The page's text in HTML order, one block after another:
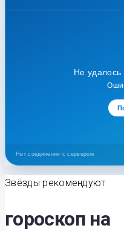
Не удалось
Нет соединения с сервером
Звёзды рекомендуют
гороскоп на